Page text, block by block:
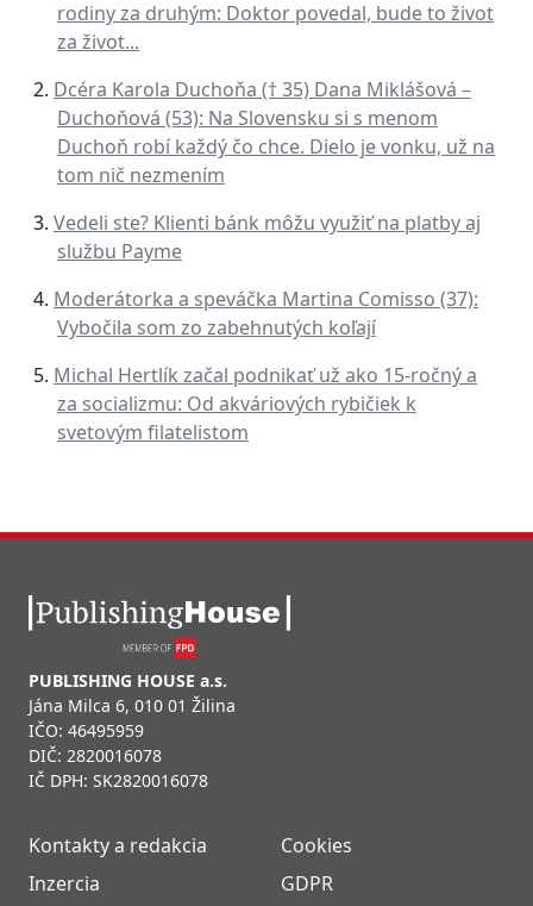
rodiny za druhým: Doktor povedal, bude to život
za život...
Dcéra Karola Duchoňa († 35) Dana Miklášová –
Duchoňová (53): Na Slovensku si s menom
Duchoň robí každý čo chce. Dielo je vonku, už na
tom nič nezmením
Vedeli ste? Klienti bánk môžu využiť na platby aj
službu Payme
Moderátorka a speváčka Martina Comisso (37):
Vybočila som zo zabehnutých koľají
Michal Hertlík začal podnikať už ako 15-ročný a
za socializmu: Od akváriových rybičiek k
svetovým filatelistom
PUBLISHING HOUSE a.s.
Jána Milca 6, 010 01 Žilina
IČO: 46495959
DIČ: 2820016078
IČ DPH: SK2820016078
Kontakty a redakcia
Inzercia
Cookies
GDPR